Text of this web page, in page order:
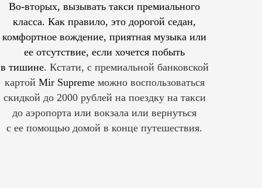
Во-вторых, вызывать такси премиального
класса. Как правило, это дорогой седан,
комфортное вождение, приятная музыка или
ее отсутствие, если хочется побыть
в тишине. Кстати, с премиальной банковской
картой Mir Supreme можно воспользоваться
скидкой до 2000 рублей на поездку на такси
до аэропорта или вокзала или вернуться
с ее помощью домой в конце путешествия.